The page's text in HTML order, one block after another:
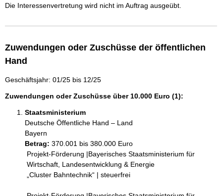
Die Interessenvertretung wird nicht im Auftrag ausgeübt.
Zuwendungen oder Zuschüsse der öffentlichen
Hand
Geschäftsjahr: 01/25 bis 12/25
Zuwendungen oder Zuschüsse über 10.000 Euro (1):
Staatsministerium
Deutsche Öffentliche Hand – Land
Bayern
Betrag: 370.001 bis 380.000 Euro